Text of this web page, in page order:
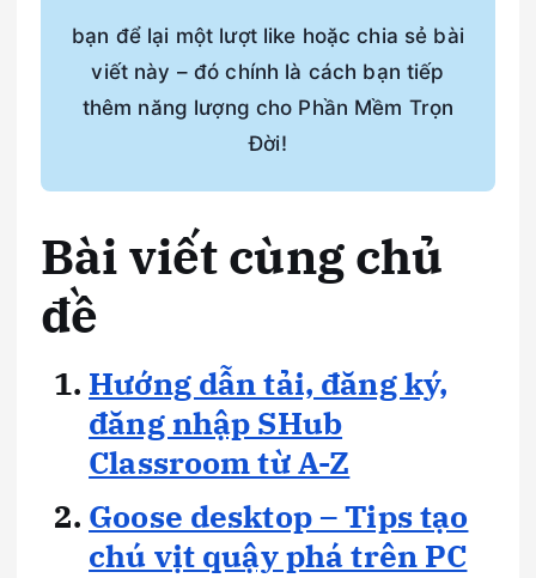
bạn để lại một lượt like hoặc chia sẻ bài
viết này – đó chính là cách bạn tiếp
thêm năng lượng cho Phần Mềm Trọn
Đời!
Bài viết cùng chủ
đề
Hướng dẫn tải, đăng ký,
đăng nhập SHub
Classroom từ A-Z
Goose desktop – Tips tạo
chú vịt quậy phá trên PC